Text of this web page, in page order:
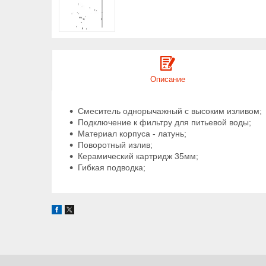
Описание
Смеситель однорычажный с высоким изливом;
Подключение к фильтру для питьевой воды;
Материал корпуса - латунь;
Поворотный излив;
Керамический картридж 35мм;
Гибкая подводка;